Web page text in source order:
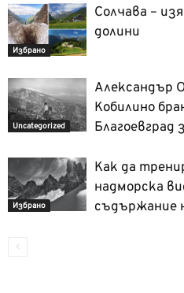
Избрано
Солчава –
долини
Uncategorized
Александър
Кобилино
Благоевград
Избрано
Как да
надморска
съдържание